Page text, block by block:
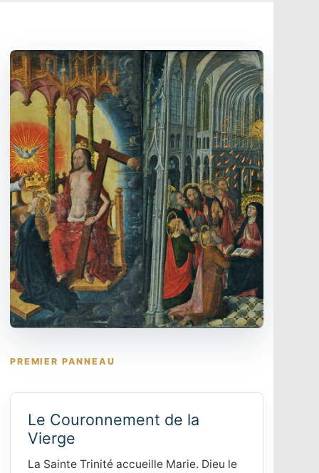
PREMIER PANNEAU
Le Couronnement de la
Vierge
La Sainte Trinité accueille Marie. Dieu le